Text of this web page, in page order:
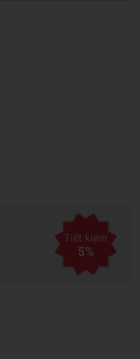
Tiết kiệm
5%